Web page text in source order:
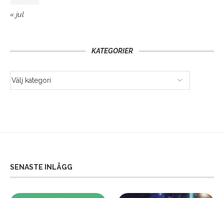
« jul
KATEGORIER
SENASTE INLÄGG